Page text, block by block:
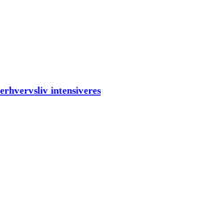
intensiveres